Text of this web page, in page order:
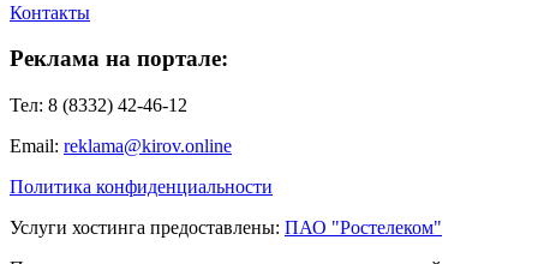
Контакты
Реклама на портале:
Тел: 8 (8332) 42-46-12
Email: reklama@kirov.online
Политика конфиденциальности
Услуги хостинга предоставлены: ПАО "Ростелеком"